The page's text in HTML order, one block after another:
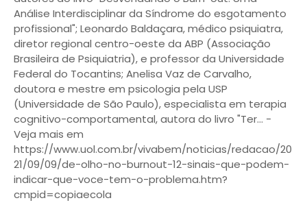
Análise Interdisciplinar da Síndrome do esgotamento
profissional"; Leonardo Baldaçara, médico psiquiatra,
diretor regional centro-oeste da ABP (Associação
Brasileira de Psiquiatria), e professor da Universidade
Federal do Tocantins; Anelisa Vaz de Carvalho,
doutora e mestre em psicologia pela USP
(Universidade de São Paulo), especialista em terapia
cognitivo-comportamental, autora do livro "Ter... -
Veja mais em
https://www.uol.com.br/vivabem/noticias/redacao/20
21/09/09/de-olho-no-burnout-12-sinais-que-podem-
indicar-que-voce-tem-o-problema.htm?
cmpid=copiaecola